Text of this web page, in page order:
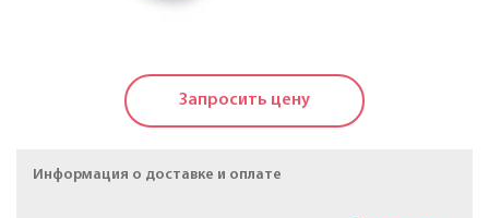
электропередачи
Провода неизолированные для воздушных линий
Запросить цену
Информация о доставке и оплате